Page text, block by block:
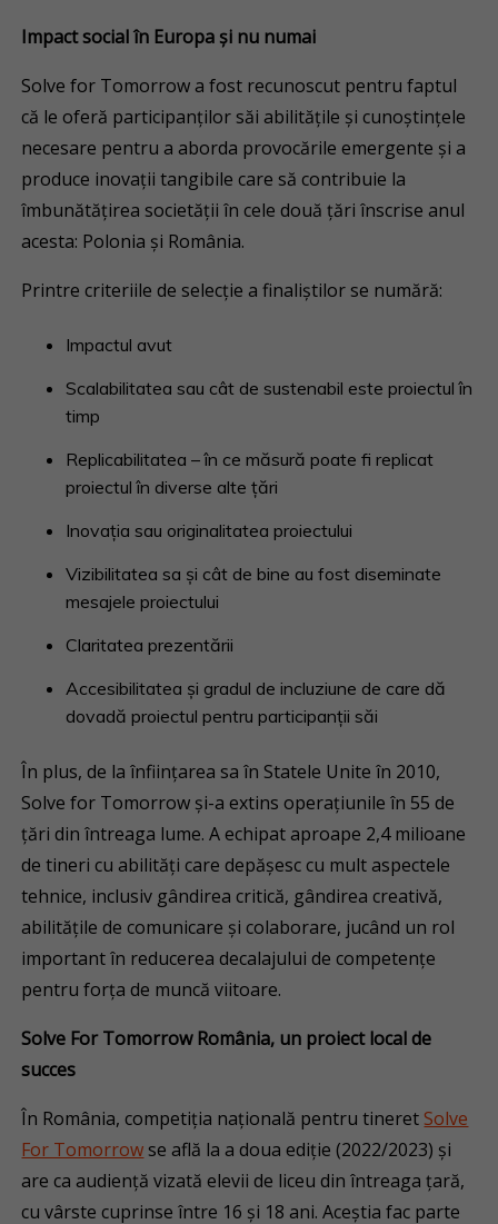
Impact social în Europa și nu numai
Solve for Tomorrow a fost recunoscut pentru faptul
că le oferă participanților săi abilitățile și cunoștințele
necesare pentru a aborda provocările emergente și a
produce inovații tangibile care să contribuie la
îmbunătățirea societății în cele două țări înscrise anul
acesta: Polonia și România.
Printre criteriile de selecție a finaliștilor se numără:
Impactul avut
Scalabilitatea sau cât de sustenabil este proiectul în
timp
Replicabilitatea – în ce măsură poate fi replicat
proiectul în diverse alte țări
Inovația sau originalitatea proiectului
Vizibilitatea sa și cât de bine au fost diseminate
mesajele proiectului
Claritatea prezentării
Accesibilitatea și gradul de incluziune de care dă
dovadă proiectul pentru participanții săi
În plus, de la înființarea sa în Statele Unite în 2010,
Solve for Tomorrow și-a extins operațiunile în 55 de
țări din întreaga lume. A echipat aproape 2,4 milioane
de tineri cu abilități care depășesc cu mult aspectele
tehnice, inclusiv gândirea critică, gândirea creativă,
abilitățile de comunicare și colaborare, jucând un rol
important în reducerea decalajului de competențe
pentru forța de muncă viitoare.
Solve For Tomorrow România, un proiect local de
succes
În România, competiția națională pentru tineret Solve
For Tomorrow se află la a doua ediție (2022/2023) și
are ca audiență vizată elevii de liceu din întreaga țară,
cu vârste cuprinse între 16 și 18 ani. Aceștia fac parte